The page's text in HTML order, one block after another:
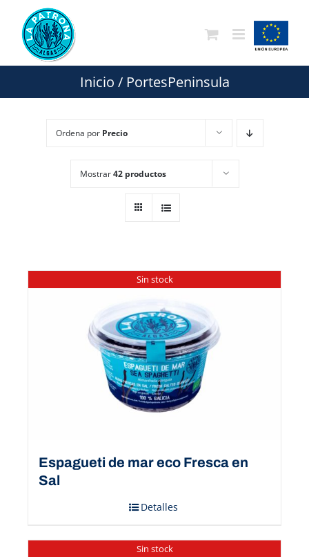
contenido
Inicio / PortesPeninsula
Ordena por Precio
Mostrar42 productos
Sin stock
Espagueti de mar eco Fresca en
Sal
Detalles
Sin stock